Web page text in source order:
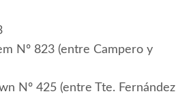
Nº 823 (entre Campero y
Nº 425 (entre Tte. Fernández